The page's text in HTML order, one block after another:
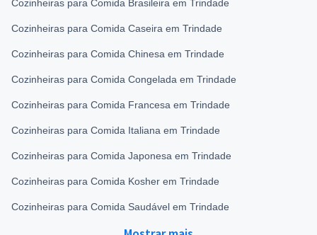
Cozinheiras para Comida Brasileira em Trindade
Cozinheiras para Comida Caseira em Trindade
Cozinheiras para Comida Chinesa em Trindade
Cozinheiras para Comida Congelada em Trindade
Cozinheiras para Comida Francesa em Trindade
Cozinheiras para Comida Italiana em Trindade
Cozinheiras para Comida Japonesa em Trindade
Cozinheiras para Comida Kosher em Trindade
Cozinheiras para Comida Saudável em Trindade